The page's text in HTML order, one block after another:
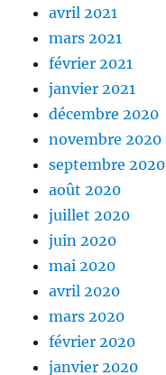
avril 2021
mars 2021
février 2021
janvier 2021
décembre 2020
novembre 2020
septembre 2020
août 2020
juillet 2020
juin 2020
mai 2020
avril 2020
mars 2020
février 2020
janvier 2020